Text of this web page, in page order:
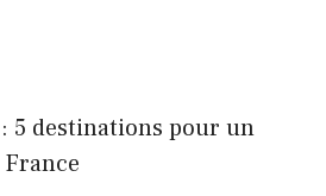
5 destinations pour un